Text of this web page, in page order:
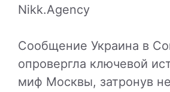
Nikk.Agency
Сообщение Украина в
опровергла ключевой
миф Москвы, затронув